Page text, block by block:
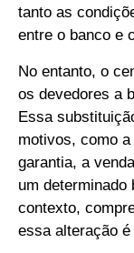
tanto as
entre o banco e
No entanto, o
os devedores a
Essa
motivos, como
garantia, a
um determinado
contexto,
essa alteração